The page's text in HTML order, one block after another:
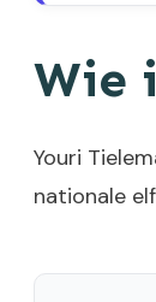
Wie
Youri
nationale